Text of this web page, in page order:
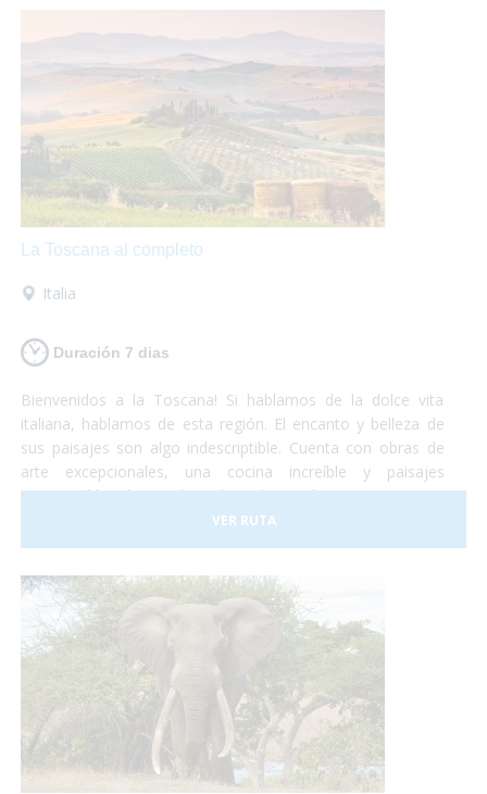
La Toscana al completo
Italia
Duración 7 dias
Bienvenidos a la Toscana! Si hablamos de la dolce vita
italiana, hablamos de esta región. El encanto y belleza de
sus paisajes son algo indescriptible. Cuenta con obras de
arte excepcionales, una cocina increíble y paisajes
interminables de viñedos, alamedas y olivares. Un visita a
uno de los museos más importantes o una degustación de
vinos y quesos, tu eliges!
VER RUTA